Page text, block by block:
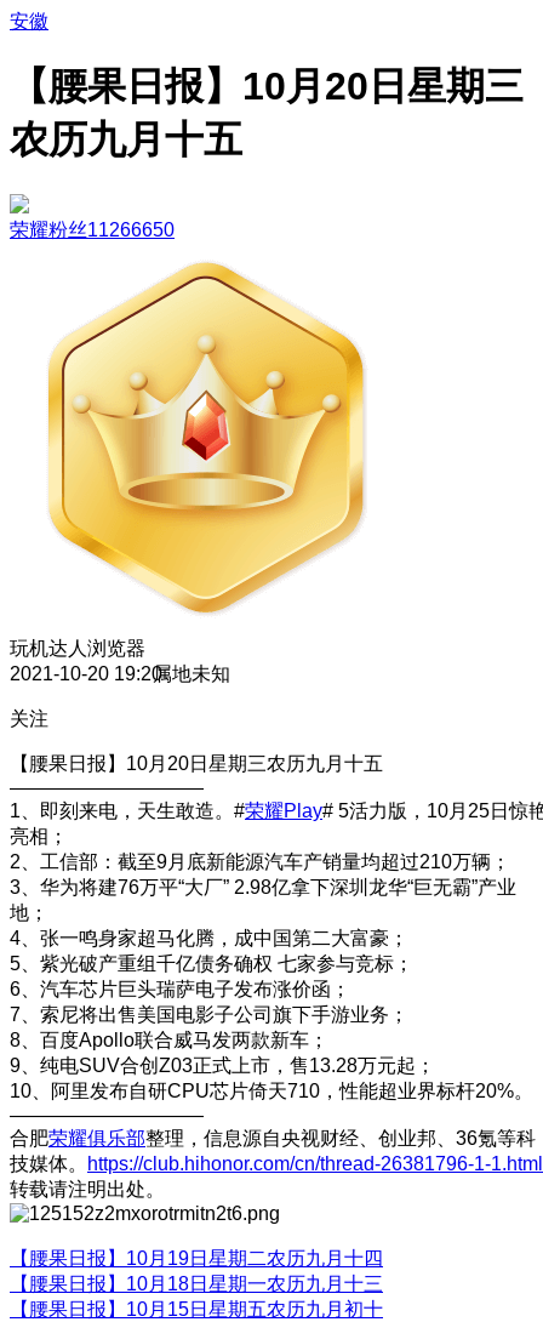
安徽
【腰果日报】10月20日星期三
农历九月十五
荣耀粉丝11266650
玩机达人 浏览器
2021-10-20 19:20属地未知
关注
【腰果日报】10月20日星期三农历九月十五
——————————
1、即刻来电，天生敢造。#荣耀Play# 5活力版，10月25日惊
亮相；
2、工信部：截至9月底新能源汽车产销量均超过210万辆；
3、华为将建76万平“大厂” 2.98亿拿下深圳龙华“巨无霸”产业
地；
4、​张一鸣身家超马化腾，成中国第二大富豪；
5、紫光破产重组千亿债务确权 七家参与竞标；
6、汽车芯片巨头瑞萨电子发布涨价函；
7、索尼将出售美国电影子公司旗下手游业务；
8、百度Apollo联合威马发两款新车；
9、纯电SUV合创Z03正式上市，售13.28万元起；
10、阿里发布自研CPU芯片倚天710，性能超业界标杆20%。
——————————
合肥荣耀俱乐部整理，信息源自央视财经、创业邦、36氪等科
技媒体。
https://club.hihonor.com/cn/thread-26381796-1-1.html
转载请注明出处。
【腰果日报】10月19日星期二农历九月十四
【腰果日报】10月18日星期一农历九月十三
【腰果日报】10月15日星期五农历九月初十